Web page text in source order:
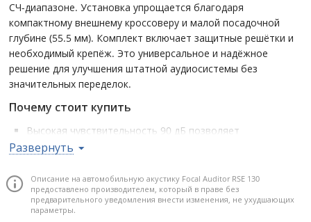
СЧ-диапазоне. Установка упрощается благодаря
компактному внешнему кроссоверу и малой посадочной
глубине (55.5 мм). Комплект включает защитные решётки и
необходимый крепёж. Это универсальное и надёжное
решение для улучшения штатной аудиосистемы без
значительных переделок.
Почему стоит купить
Высокая чувствительность 90 дБ позволяет
использовать систему даже с маломощной штатной
Твитер с обратным куполом из майлара обеспечивает
точную подачу высоких частот и хорошую
пространственную детализацию.
Развернуть
Описание на автомобильную акустику Focal Auditor RSE 130
предоставлено производителем, который в праве без
предварительного уведомления внести изменения, не ухудшающих
параметры.